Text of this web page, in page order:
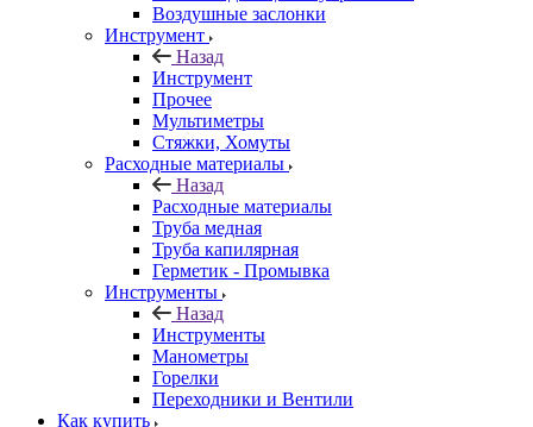
Воздушные заслонки
Инструмент
Назад
Инструмент
Прочее
Мультиметры
Стяжки, Хомуты
Расходные материалы
Назад
Расходные материалы
Труба медная
Труба капилярная
Герметик - Промывка
Инструменты
Назад
Инструменты
Манометры
Горелки
Переходники и Вентили
Как купить